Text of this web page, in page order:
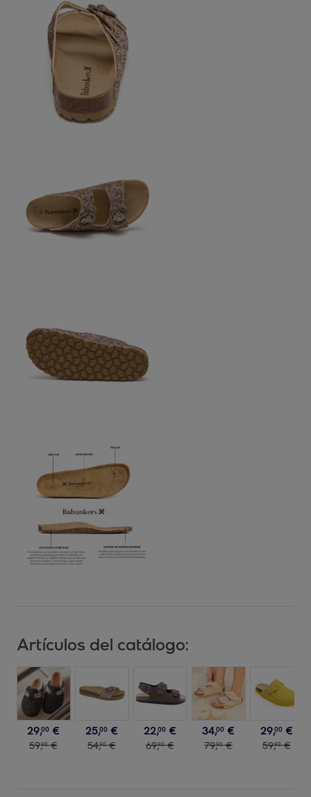
Artículos del catálogo:
29,00 €
59,90 €
25,00 €
54,90 €
22,00 €
69,90 €
34,00 €
79,90 €
29,00 €
59,90 €